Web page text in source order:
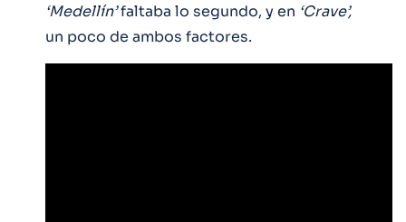
‘Medellín’faltaba lo segundo, y en ‘Crave’,
un poco de ambos factores.